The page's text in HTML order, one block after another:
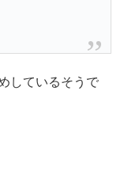
しているそうで